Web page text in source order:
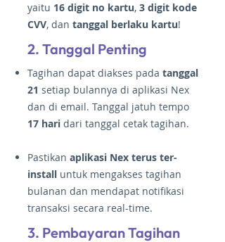
yaitu 16 digit no kartu, 3 digit kode
CVV, dan tanggal berlaku kartu!
2. Tanggal Penting
Tagihan dapat diakses pada tanggal
21 setiap bulannya di aplikasi Nex
dan di email. Tanggal jatuh tempo
17 hari dari tanggal cetak tagihan.
Pastikan aplikasi Nex terus ter-
install untuk mengakses tagihan
bulanan dan mendapat notifikasi
transaksi secara real-time.
3. Pembayaran Tagihan